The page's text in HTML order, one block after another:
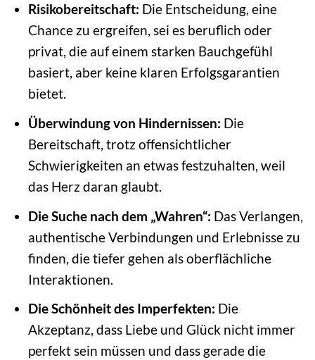
Risikobereitschaft: Die Entscheidung, eine
Chance zu ergreifen, sei es beruflich oder
privat, die auf einem starken Bauchgefühl
basiert, aber keine klaren Erfolgsgarantien
bietet.
Überwindung von Hindernissen: Die
Bereitschaft, trotz offensichtlicher
Schwierigkeiten an etwas festzuhalten, weil
das Herz daran glaubt.
Die Suche nach dem „Wahren“: Das Verlangen,
authentische Verbindungen und Erlebnisse zu
finden, die tiefer gehen als oberflächliche
Interaktionen.
Die Schönheit des Imperfekten: Die
Akzeptanz, dass Liebe und Glück nicht immer
perfekt sein müssen und dass gerade die